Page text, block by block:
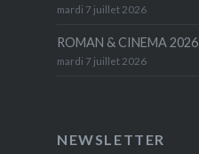
mardi 7 juillet 2026
ROMAN & CINEMA 2026
mardi 7 juillet 2026
NEWSLETTER